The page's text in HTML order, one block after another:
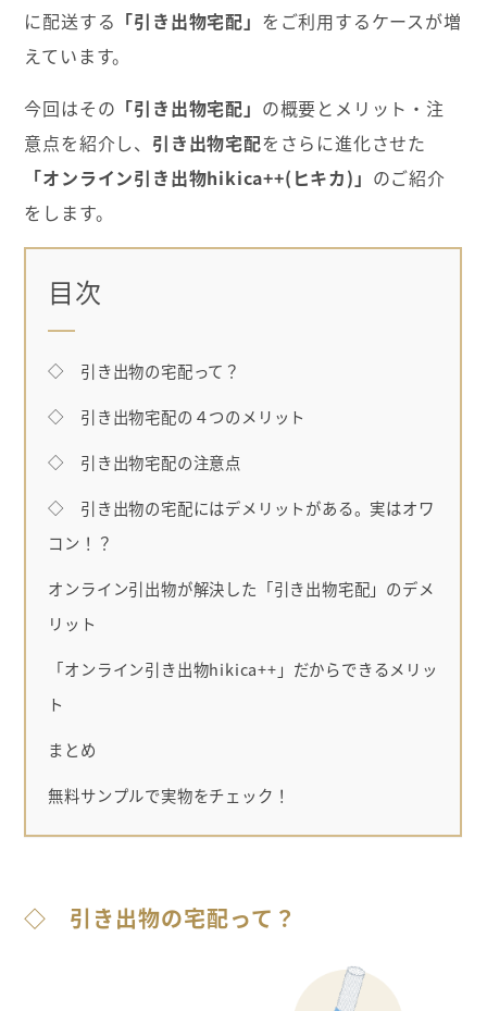
に配送する 「引き出物宅配」 をご利用するケースが増
えています。
今回はその 「引き出物宅配」 の概要とメリット・注
意点を紹介し、 引き出物宅配をさらに進化させた
「オンライン引き出物hikica++(ヒキカ)」 のご紹介
をします。
目次
◇ 引き出物の宅配って？
◇ 引き出物宅配の４つのメリット
◇ 引き出物宅配の注意点
◇ 引き出物の宅配にはデメリットがある。実はオワ
コン！？
オンライン引出物が解決した「引き出物宅配」のデメ
リット
「オンライン引き出物hikica++」だからできるメリッ
ト
まとめ
無料サンプルで実物をチェック！
◇ 引き出物の宅配って？